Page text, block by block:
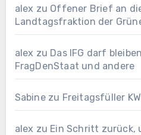
alex zu Offener Brief an
Landtagsfraktion der
alex zu Das IFG darf
FragDenStaat und andere
Sabinezu Freitagsfüller
alex zu Ein Schritt zurück,